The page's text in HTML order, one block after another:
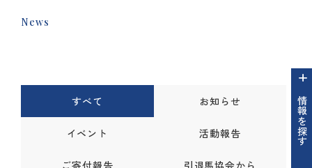
News
情報を探す
すべて お知らせ
イベント 活動報告
ご寄付報告 引退馬協会から